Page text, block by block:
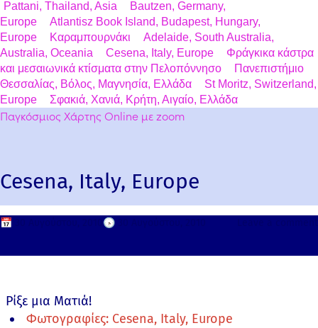
Pattani, Thailand, Asia
Bautzen, Germany,
Europe
Atlantisz Book Island, Budapest, Hungary,
Europe
Καραμπουρνάκι
Adelaide, South Australia,
Australia, Oceania
Cesena, Italy, Europe
Φράγκικα κάστρα
και μεσαιωνικά κτίσματα στην Πελοπόννησο
Πανεπιστήμιο
Θεσσαλίας, Βόλος, Μαγνησία, Ελλάδα
St Moritz, Switzerland,
Europe
Σφακιά, Χανιά, Κρήτη, Αιγαίο, Ελλάδα
Παγκόσμιος Χάρτης Online με zoom
Cesena, Italy, Europe
📅 🕟
Ρίξε μια Ματιά!
Φωτογραφίες: Cesena, Italy, Europe